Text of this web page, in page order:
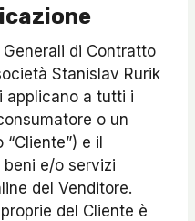
di Contratto
Stanislav Rurik
applicano a tutti i
o un
e il
e/o servizi
del Venditore.
del Cliente è